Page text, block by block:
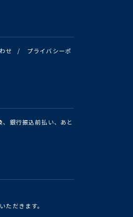
せ / プライバシーポ
銀行振込前払い、あと
だきます。